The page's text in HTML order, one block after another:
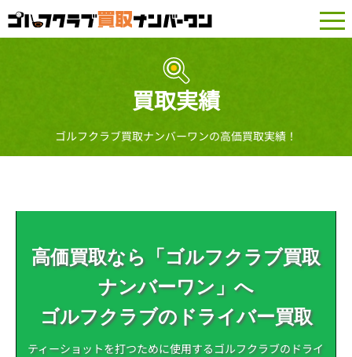
買取実績
ゴルフクラブ買取ナンバーワンの高価買取実績！
高価買取なら「ゴルフクラブ買取
ナンバーワン」へ
ゴルフクラブのドライバー買取
ティーショットを打つために使用するゴルフクラブのドライ